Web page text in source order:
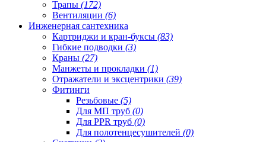
Трапы (172)
Вентиляции (6)
Инженерная сантехника
Картриджи и кран-буксы (83)
Гибкие подводки (3)
Краны (27)
Манжеты и прокладки (1)
Отражатели и эксцентрики (39)
Фитинги
Резьбовые (5)
Для МП труб (0)
Для PPR труб (0)
Для полотенцесушителей (0)